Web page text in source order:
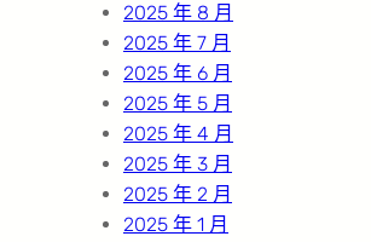
2025 年 8 月
2025 年 7 月
2025 年 6 月
2025 年 5 月
2025 年 4 月
2025 年 3 月
2025 年 2 月
2025 年 1 月